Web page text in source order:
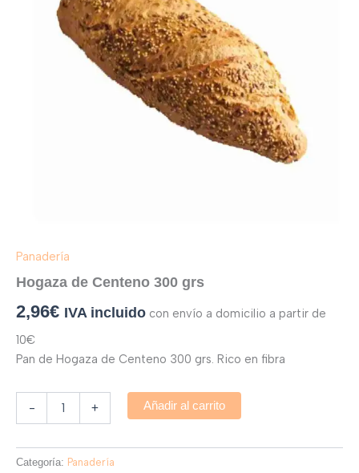
Panadería
Hogaza de Centeno 300 grs
2,96€ IVA incluido con envío a domicilio a partir de
10€
Pan de Hogaza de Centeno 300 grs. Rico en fibra
- + Añadir al carrito
Categoría: Panadería